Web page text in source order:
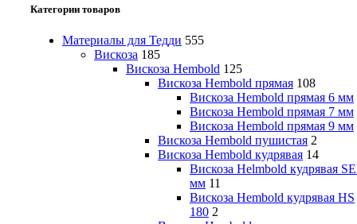
Категории товаров
Материалы для Тедди 555
Вискоза 185
Вискоза Hembold 125
Вискоза Hembold прямая 108
Вискоза Hembold прямая 6 мм
Вискоза Hembold прямая 7 мм
Вискоза Hembold прямая 9 мм
Вискоза Hembold пушистая 2
Вискоза Hembold кудрявая 14
Вискоза Helmbold кудрявая
мм 11
Вискоза Hembold кудрявая HS
180 2